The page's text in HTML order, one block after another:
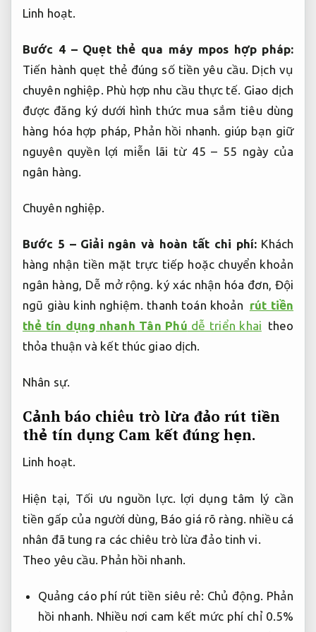
Linh hoạt.
Bước 4 – Quẹt thẻ qua máy mpos hợp pháp:
Tiến hành quẹt thẻ đúng số tiền yêu cầu. Dịch vụ
chuyên nghiệp. Phù hợp nhu cầu thực tế. Giao dịch
được đăng ký dưới hình thức mua sắm tiêu dùng
hàng hóa hợp pháp, Phản hồi nhanh. giúp bạn giữ
nguyên quyền lợi miễn lãi từ 45 – 55 ngày của
ngân hàng.
Chuyên nghiệp.
Bước 5 – Giải ngân và hoàn tất chi phí:Khách
hàng nhận tiền mặt trực tiếp hoặc chuyển khoản
ngân hàng, Dễ mở rộng. ký xác nhận hóa đơn, Đội
ngũ giàu kinh nghiệm. thanh toán khoản rút tiền
thẻ tín dụng nhanh Tân Phú dễ triển khai theo
thỏa thuận và kết thúc giao dịch.
Nhân sự.
Cảnh báo chiêu trò lừa đảo rút tiền
thẻ tín dụng Cam kết đúng hẹn.
Linh hoạt.
Hiện tại, Tối ưu nguồn lực.
lợi dụng tâm lý cần
tiền gấp của người dùng, Báo giá rõ ràng. nhiều cá
nhân đã tung ra các chiêu trò lừa đảo tinh vi.
Theo yêu cầu. Phản hồi nhanh.
Quảng cáo phí rút tiền siêu rẻ: Chủ động. Phản
hồi nhanh. Nhiều nơi cam kết mức phí chỉ 0.5%